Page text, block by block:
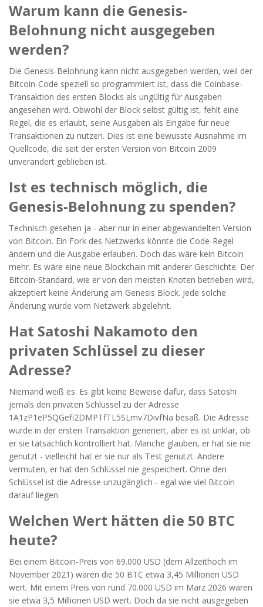
Warum kann die Genesis-
Belohnung nicht ausgegeben
werden?
Die Genesis-Belohnung kann nicht ausgegeben werden, weil der
Bitcoin-Code speziell so programmiert ist, dass die Coinbase-
Transaktion des ersten Blocks als ungültig für Ausgaben
angesehen wird. Obwohl der Block selbst gültig ist, fehlt eine
Regel, die es erlaubt, seine Ausgaben als Eingabe für neue
Transaktionen zu nutzen. Dies ist eine bewusste Ausnahme im
Quellcode, die seit der ersten Version von Bitcoin 2009
unverändert geblieben ist.
Ist es technisch möglich, die
Genesis-Belohnung zu spenden?
Technisch gesehen ja - aber nur in einer abgewandelten Version
von Bitcoin. Ein Fork des Netzwerks könnte die Code-Regel
ändern und die Ausgabe erlauben. Doch das wäre kein Bitcoin
mehr. Es wäre eine neue Blockchain mit anderer Geschichte. Der
Bitcoin-Standard, wie er von den meisten Knoten betrieben wird,
akzeptiert keine Änderung am Genesis Block. Jede solche
Änderung würde vom Netzwerk abgelehnt.
Hat Satoshi Nakamoto den
privaten Schlüssel zu dieser
Adresse?
Niemand weiß es. Es gibt keine Beweise dafür, dass Satoshi
jemals den privaten Schlüssel zu der Adresse
1A1zP1eP5QGefi2DMPTfTL5SLmv7DivfNa besaß. Die Adresse
wurde in der ersten Transaktion generiert, aber es ist unklar, ob
er sie tatsächlich kontrolliert hat. Manche glauben, er hat sie nie
genutzt - vielleicht hat er sie nur als Test genutzt. Andere
vermuten, er hat den Schlüssel nie gespeichert. Ohne den
Schlüssel ist die Adresse unzugänglich - egal wie viel Bitcoin
darauf liegen.
Welchen Wert hätten die 50 BTC
heute?
Bei einem Bitcoin-Preis von 69.000 USD (dem Allzeithoch im
November 2021) wären die 50 BTC etwa 3,45 Millionen USD
wert. Mit einem Preis von rund 70.000 USD im März 2026 wären
sie etwa 3,5 Millionen USD wert. Doch da sie nicht ausgegeben